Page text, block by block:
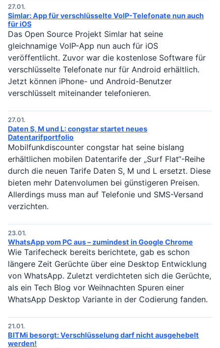
27.01.
Simlar: App für verschlüsselte VoIP-Telefonate nun auch
für iOS
Das Open Source Projekt Simlar hat seine
gleichnamige VoIP-App nun auch für iOS
veröffentlicht. Zuvor war die kostenlose Software für
verschlüsselte Telefonate nur für Android erhältlich.
Jetzt können iPhone- und Android-Benutzer
verschlüsselt miteinander telefonieren.
27.01.
Daten S, M und L: congstar startet neues
Datentarifportfolio
Mobilfunkdiscounter congstar hat seine bislang
erhältlichen mobilen Datentarife der „Surf Flat“-Reihe
durch die neuen Tarife Daten S, M und L ersetzt. Diese
bieten mehr Datenvolumen bei günstigeren Preisen.
Allerdings muss man auf Telefonie und SMS-Versand
verzichten.
23.01.
WhatsApp vom PC aus – zumindest in Google Chrome
Wie Tarifecheck bereits berichtete, gab es schon
längere Zeit Gerüchte über eine Desktop Entwicklung
von WhatsApp. Zuletzt verdichteten sich die Gerüchte,
als ein Tech Blog vor Weihnachten Spuren einer
WhatsApp Desktop Variante in der Codierung fanden.
21.01.
BITMi besorgt: Verschlüsselung darf nicht ausgehebelt
werden!